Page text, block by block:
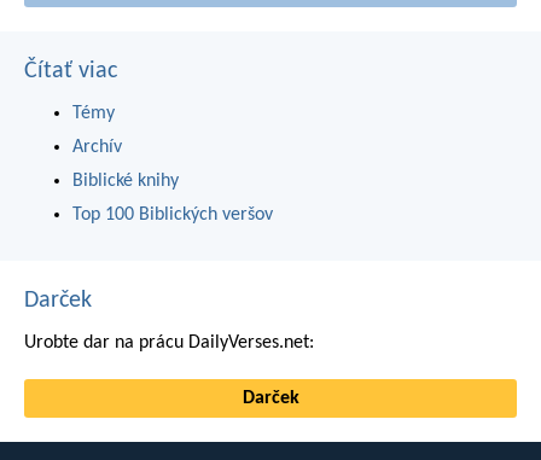
Čítať viac
Témy
Archív
Biblické knihy
Top 100 Biblických veršov
Darček
Urobte dar na prácu DailyVerses.net:
Darček